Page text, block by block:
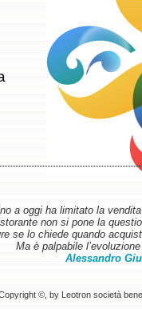
a oggi ha limitato la
non si pone la
se lo chiede quando
Ma è palpabile
Alessandro
©, by Leotron società